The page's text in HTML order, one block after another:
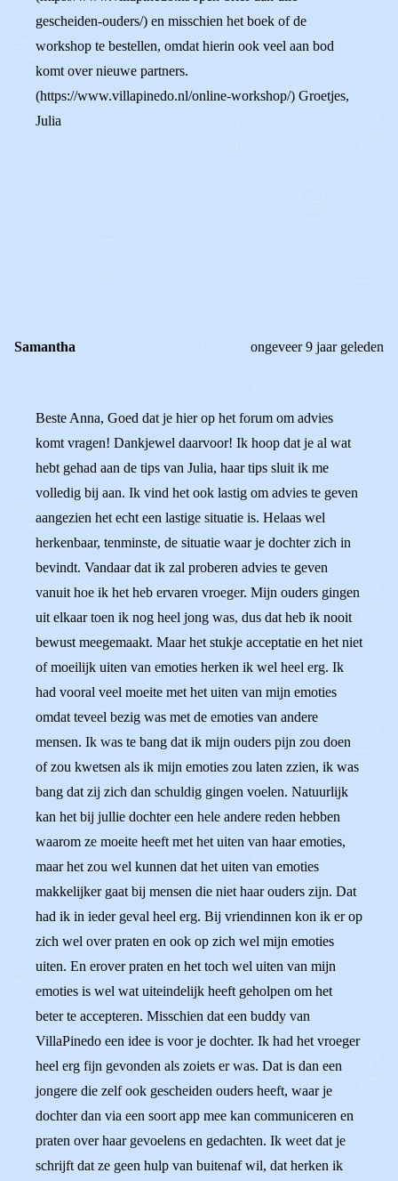
gescheiden-ouders/) en misschien het boek of de
workshop te bestellen, omdat hierin ook veel aan bod
komt over nieuwe partners.
(https://www.villapinedo.nl/online-workshop/) Groetjes,
Julia
Samantha ongeveer 9 jaar geleden
Beste Anna, Goed dat je hier op het forum om advies
komt vragen! Dankjewel daarvoor! Ik hoop dat je al wat
hebt gehad aan de tips van Julia, haar tips sluit ik me
volledig bij aan. Ik vind het ook lastig om advies te geven
aangezien het echt een lastige situatie is. Helaas wel
herkenbaar, tenminste, de situatie waar je dochter zich in
bevindt. Vandaar dat ik zal proberen advies te geven
vanuit hoe ik het heb ervaren vroeger. Mijn ouders gingen
uit elkaar toen ik nog heel jong was, dus dat heb ik nooit
bewust meegemaakt. Maar het stukje acceptatie en het niet
of moeilijk uiten van emoties herken ik wel heel erg. Ik
had vooral veel moeite met het uiten van mijn emoties
omdat teveel bezig was met de emoties van andere
mensen. Ik was te bang dat ik mijn ouders pijn zou doen
of zou kwetsen als ik mijn emoties zou laten zzien, ik was
bang dat zij zich dan schuldig gingen voelen. Natuurlijk
kan het bij jullie dochter een hele andere reden hebben
waarom ze moeite heeft met het uiten van haar emoties,
maar het zou wel kunnen dat het uiten van emoties
makkelijker gaat bij mensen die niet haar ouders zijn. Dat
had ik in ieder geval heel erg. Bij vriendinnen kon ik er op
zich wel over praten en ook op zich wel mijn emoties
uiten. En erover praten en het toch wel uiten van mijn
emoties is wel wat uiteindelijk heeft geholpen om het
beter te accepteren. Misschien dat een buddy van
VillaPinedo een idee is voor je dochter. Ik had het vroeger
heel erg fijn gevonden als zoiets er was. Dat is dan een
jongere die zelf ook gescheiden ouders heeft, waar je
dochter dan via een soort app mee kan communiceren en
praten over haar gevoelens en gedachten. Ik weet dat je
schrijft dat ze geen hulp van buitenaf wil, dat herken ik